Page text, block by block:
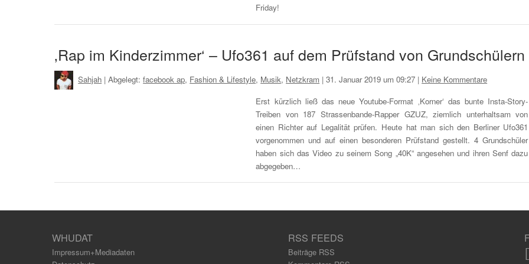
Friday!
‚Rap im Kinderzimmer‘ – Ufo361 auf dem Prüfstand von Grundschülern
Sahjah | Abgelegt:facebook ap, Fashion & Lifestyle, Musik, Netzkram |31. Januar 2019 um 09:27 | Keine Kommentare
Erst kürzlich ließ das neue Youtube-Format ‚Korner‘ das bunte Insta-Story-
Treiben von 187 Strassenbande-Rapper GZUZ, ziemlich unterhaltsam von
einen Richter auf Legalität prüfen. Heute hat man sich den Berliner Ufo361
vorgenommen und auf einen besonderen Prüfstand gestellt. 4 Grundschüler
haben sich das Video zu seinem Song „40K“ angesehen und ihren Senf dazu
abgegeben…
WHUDAT
Impressum+Mediadaten
RSS FEEDS
Beiträge RSS